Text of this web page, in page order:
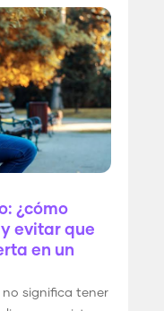
¿cómo
evitar que
en un
significa tener